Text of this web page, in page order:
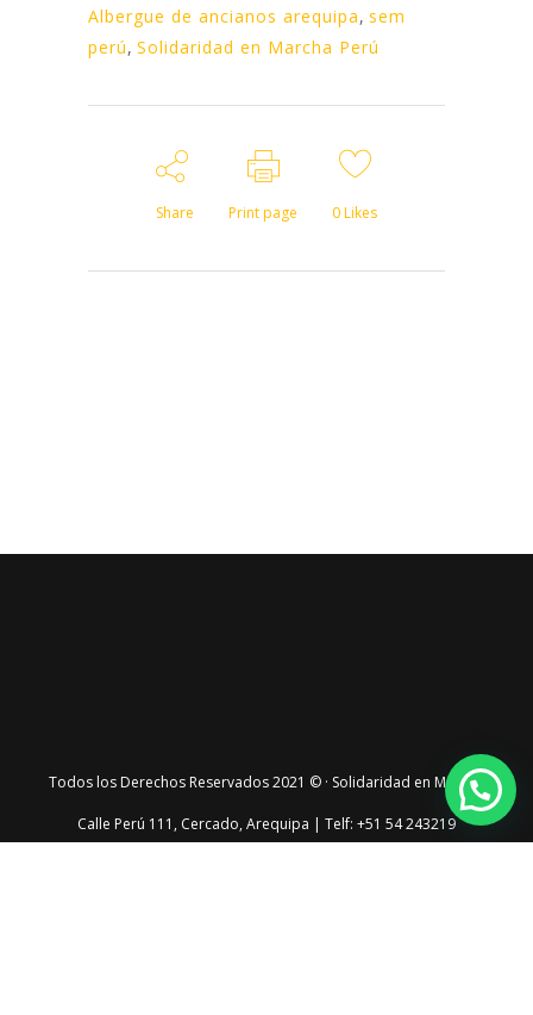
Albergue de ancianos arequipa, sem
perú, Solidaridad en Marcha Perú
Share Print page 0Likes
Todos los Derechos Reservados 2021 © · Solidaridad en Marcha
Calle Perú 111, Cercado, Arequipa | Telf: +51 54 243219